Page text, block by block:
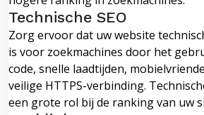
Technische SEO
Zorg ervoor dat uw website
is voor zoekmachines door het
code, snelle laadtijden,
veilige HTTPS-verbinding.
een grote rol bij de ranking van uw